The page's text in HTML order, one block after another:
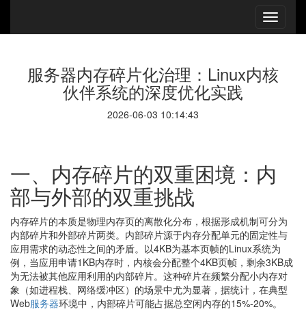
服务器内存碎片化治理：Linux内核
伙伴系统的深度优化实践
2026-06-03 10:14:43
一、内存碎片的双重困境：内
部与外部的双重挑战
内存碎片的本质是物理内存页的离散化分布，根据形成机制可分为
内部碎片和外部碎片两类。内部碎片源于内存分配单元的固定性与
应用需求的动态性之间的矛盾。以4KB为基本页帧的Linux系统为
例，当应用申请1KB内存时，内核会分配整个4KB页帧，剩余3KB成
为无法被其他应用利用的内部碎片。这种碎片在频繁分配小内存对
象（如进程栈、网络缓冲区）的场景中尤为显著，据统计，在典型
Web服务器环境中，内部碎片可能占据总空闲内存的15%-20%。